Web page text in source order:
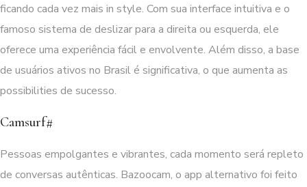
ficando cada vez mais in style. Com sua interface intuitiva e o
famoso sistema de deslizar para a direita ou esquerda, ele
oferece uma experiência fácil e envolvente. Além disso, a base
de usuários ativos no Brasil é significativa, o que aumenta as
possibilities de sucesso.
Camsurf#
Pessoas empolgantes e vibrantes, cada momento será repleto
de conversas autênticas. Bazoocam, o app alternativo foi feito